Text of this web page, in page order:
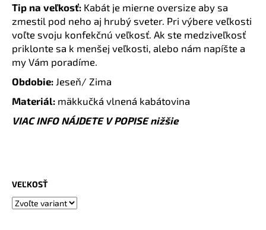
Tip na veľkosť: Kabát je mierne oversize aby sa
zmestil pod neho aj hrubý sveter. Pri výbere veľkosti
voľte svoju konfekčnú veľkosť. Ak ste medziveľkosť
priklonte sa k menšej veľkosti, alebo nám napíšte a
my Vám poradíme.
Obdobie: Jeseň/ Zima
Materiál: mäkkučká vlnená kabátovina
VIAC INFO NÁJDETE V POPISE nižšie
VEĽKOSŤ
č
a
m
e
TRIČKO
NA
DOJČENIE
FLORA